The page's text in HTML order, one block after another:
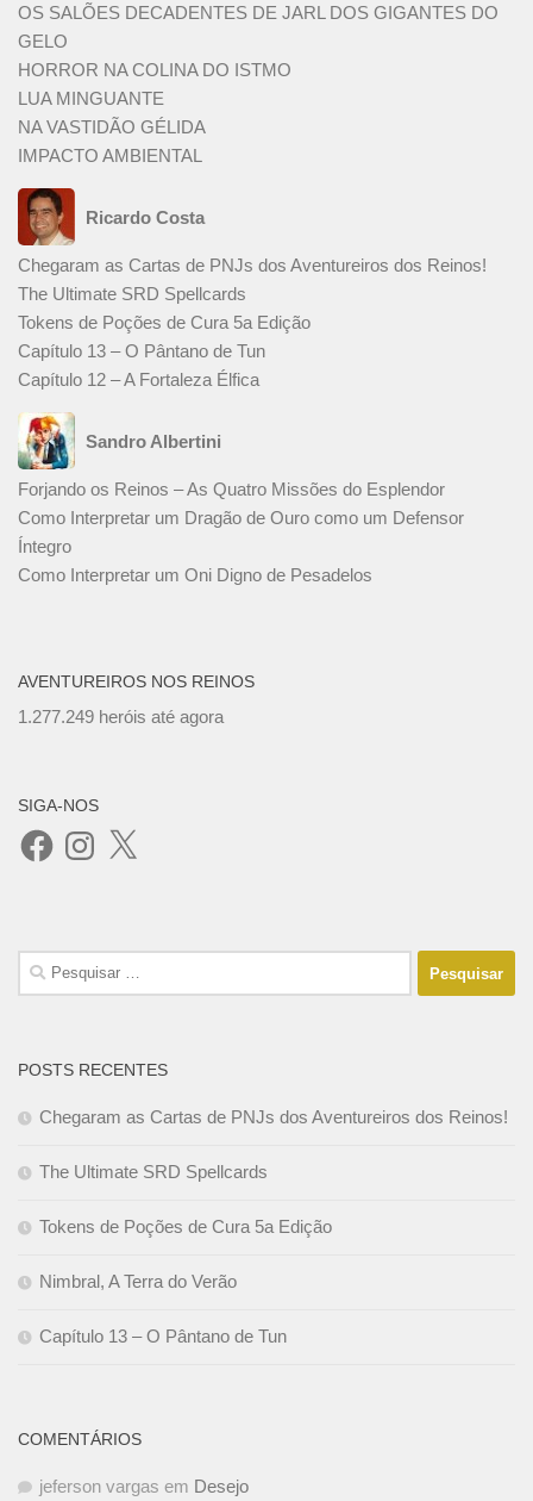
OS SALÕES DECADENTES DE JARL DOS GIGANTES DO
GELO
HORROR NA COLINA DO ISTMO
LUA MINGUANTE
NA VASTIDÃO GÉLIDA
IMPACTO AMBIENTAL
Ricardo Costa
Chegaram as Cartas de PNJs dos Aventureiros dos Reinos!
The Ultimate SRD Spellcards
Tokens de Poções de Cura 5a Edição
Capítulo 13 – O Pântano de Tun
Capítulo 12 – A Fortaleza Élfica
Sandro Albertini
Forjando os Reinos – As Quatro Missões do Esplendor
Como Interpretar um Dragão de Ouro como um Defensor
Íntegro
Como Interpretar um Oni Digno de Pesadelos
AVENTUREIROS NOS REINOS
1.277.249 heróis até agora
SIGA-NOS
FacebookInstagram
X
Pesquisar
por:
POSTS RECENTES
Chegaram as Cartas de PNJs dos Aventureiros dos Reinos!
The Ultimate SRD Spellcards
Tokens de Poções de Cura 5a Edição
Nimbral, A Terra do Verão
Capítulo 13 – O Pântano de Tun
COMENTÁRIOS
jeferson vargas em Desejo